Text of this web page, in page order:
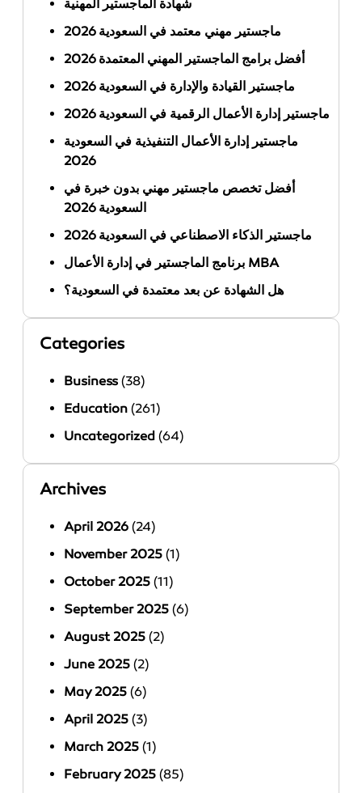
شهادة الماجستير المهنية
ماجستير مهني معتمد في السعودية 2026
أفضل برامج الماجستير المهني المعتمدة 2026
ماجستير القيادة والإدارة في السعودية 2026
ماجستير إدارة الأعمال الرقمية في السعودية 2026
ماجستير إدارة الأعمال التنفيذية في السعودية
2026
أفضل تخصص ماجستير مهني بدون خبرة في
السعودية 2026
ماجستير الذكاء الاصطناعي في السعودية 2026
برنامج الماجستير في إدارة الأعمال MBA
هل الشهادة عن بعد معتمدة في السعودية؟
Categories
Business (38)
Education (261)
Uncategorized (64)
Archives
April 2026 (24)
November 2025 (1)
October 2025 (11)
September 2025 (6)
August 2025 (2)
June 2025 (2)
May 2025 (6)
April 2025 (3)
March 2025 (1)
February 2025 (85)